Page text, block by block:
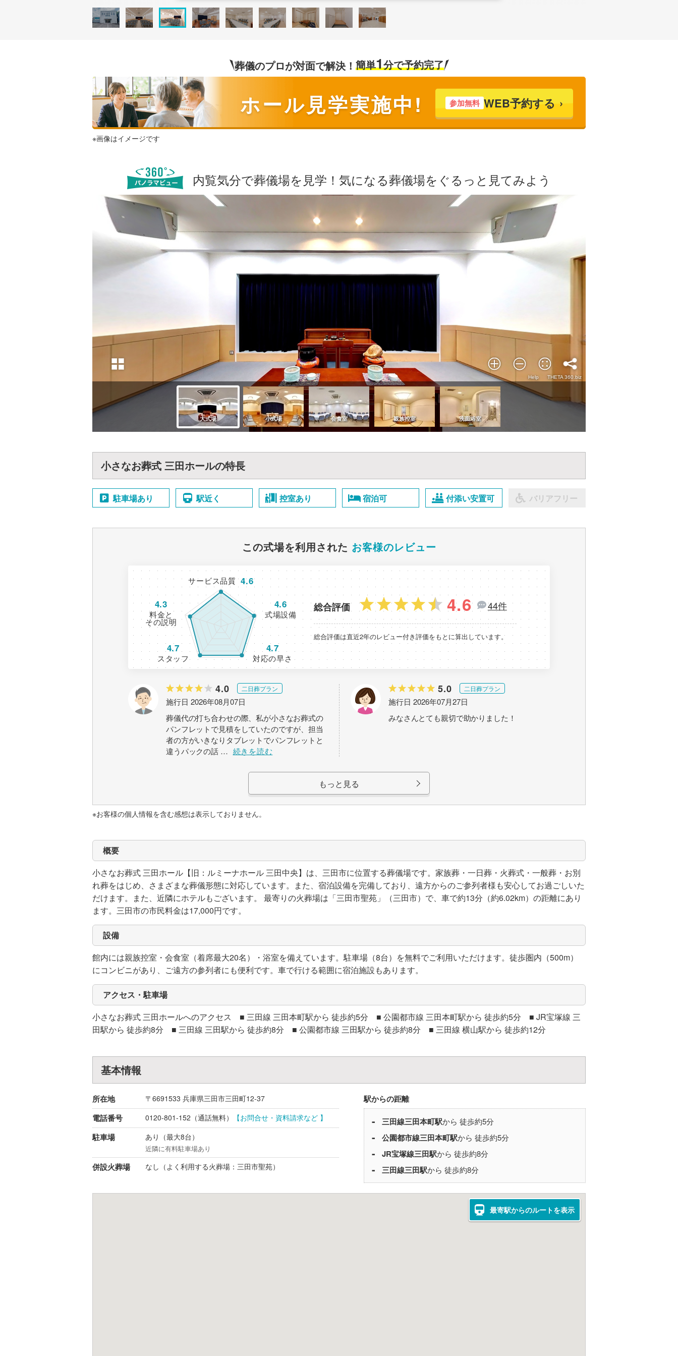
葬儀のプロが対面で解決！ 簡単1分で予約完了
ホール見学実施中! 参加無料 WEB予約する
※画像はイメージです
内覧気分で葬儀場を見学！気になる葬儀場をぐるっと見てみよう
小さなお葬式 三田ホールの特長
駐車場あり 駅近く 控室あり 宿泊可 付添い安置可 バリアフリー
この式場を利用された お客様のレビュー
サービス品質 4.6
式場設備
4.6
対応の早さ
4.7
スタッフ
4.7
料金と
その説明
4.3 総合評価 4.6 44件
総合評価は直近2年のレビュー付き評価をもとに算出しています。
4.0 二日葬プラン
施行日 2026年08月07日
葬儀代の打ち合わせの際、私が小さなお葬式の
パンフレットで見積をしていたのですが、担当
者の方がいきなりタブレットでパンフレットと
違うパックの話 … 続きを読む
5.0 二日葬プラン
施行日 2026年07月27日
みなさんとても親切で助かりました！
もっと見る
※お客様の個人情報を含む感想は表示しておりません。
概要
小さなお葬式 三田ホール【旧：ルミーナホール 三田中央】は、三田市に位置する葬儀場です。家族葬・一日葬・火葬式・一般葬・お別
れ葬をはじめ、さまざまな葬儀形態に対応しています。また、宿泊設備を完備しており、遠方からのご参列者様も安心してお過ごしいた
だけます。また、近隣にホテルもございます。 最寄りの火葬場は「三田市聖苑」（三田市）で、車で約13分（約6.02km）の距離にあり
ます。三田市の市民料金は17,000円です。
設備
館内には親族控室・会食室（着席最大20名）・浴室を備えています。駐車場（8台）を無料でご利用いただけます。徒歩圏内（500m）
にコンビニがあり、ご遠方の参列者にも便利です。車で行ける範囲に宿泊施設もあります。
アクセス・駐車場
小さなお葬式 三田ホールへのアクセス ■ 三田線 三田本町駅から 徒歩約5分 ■ 公園都市線 三田本町駅から 徒歩約5分 ■ JR宝塚線 三
田駅から 徒歩約8分 ■ 三田線 三田駅から 徒歩約8分 ■ 公園都市線 三田駅から 徒歩約8分 ■ 三田線 横山駅から 徒歩約12分
基本情報
所在地 〒6691533 兵庫県三田市三田町12-37
電話番号 0120-801-152 （通話無料） 【お問合せ・資料請求など 】
駐車場 あり（最大8台）
近隣に有料駐車場あり
併設火葬場 なし（よく利用する火葬場：三田市聖苑）
駅からの距離
三田線三田本町駅から 徒歩約5分
公園都市線三田本町駅から 徒歩約5分
JR宝塚線三田駅から 徒歩約8分
三田線三田駅から 徒歩約8分
最寄駅からのルートを表示